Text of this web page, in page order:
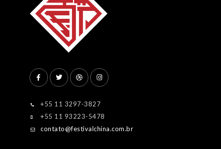
+55 11 3297-3827
+55 11 93223-5478
contato@festivalchina.com.br